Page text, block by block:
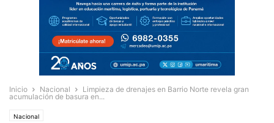
Inicio Nacional
Limpieza de drenajes en Barrio Norte revela gran
acumulación de basura en...
Nacional